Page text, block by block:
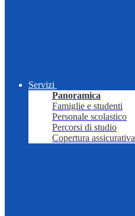
Servizi
Panoramica
Famiglie e studenti
Personale scolastico
Percorsi di studio
Copertura assicurativa